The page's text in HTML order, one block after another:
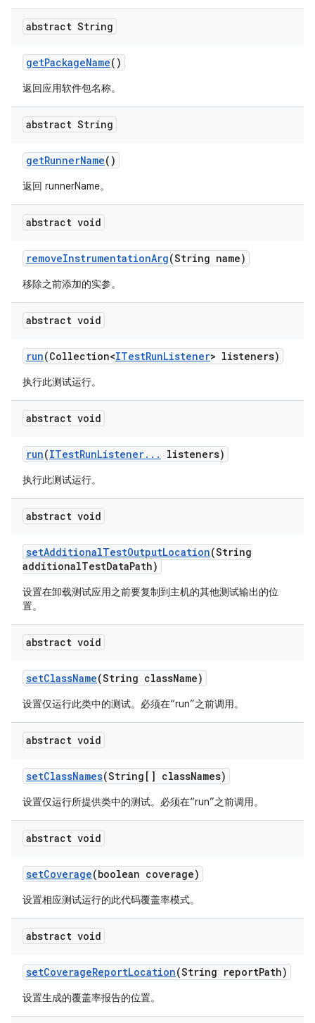
abstract String
getPackageName()
返回应用软件包名称。
abstract String
getRunnerName()
返回 runnerName。
abstract void
removeInstrumentationArg(String name)
移除之前添加的实参。
abstract void
run(Collection<ITestRunListener> listeners)
执行此测试运行。
abstract void
run(ITestRunListener. . . listeners)
执行此测试运行。
abstract void
setAdditionalTestOutputLocation(String
additionalTestDataPath)
设置在卸载测试应用之前要复制到主机的其他测试输出的位
置。
abstract void
setClassName(String className)
设置仅运行此类中的测试。必须在“run”之前调用。
abstract void
setClassNames(String[] classNames)
设置仅运行所提供类中的测试。必须在“run”之前调用。
abstract void
setCoverage(boolean coverage)
设置相应测试运行的此代码覆盖率模式。
abstract void
setCoverageReportLocation(String reportPath)
设置生成的覆盖率报告的位置。